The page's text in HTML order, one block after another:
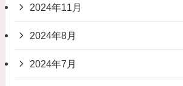
2024年11月
2024年8月
2024年7月